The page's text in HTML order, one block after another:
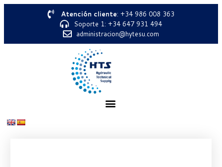
Atención cliente: +34 986 008 363
Soporte 1: +34 647 931 494
administracion@hytesu.com